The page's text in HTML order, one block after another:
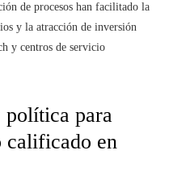
de procesos han facilitado la
y la atracción de inversión
y centros de servicio
política para
calificado en